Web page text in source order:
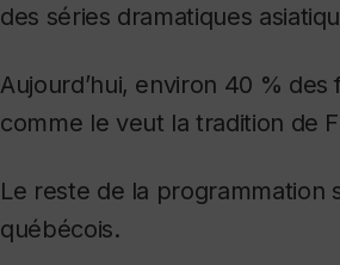
des séries dramatiques
Aujourd’hui, environ 40 %
comme le veut la tradition de
Le reste de la programmation
québécois.